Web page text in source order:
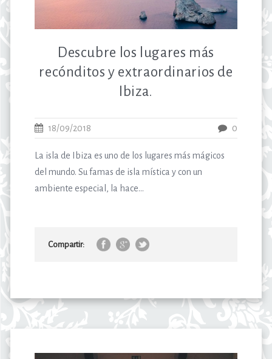
Descubre los lugares más
recónditos y extraordinarios de
Ibiza.
18/09/2018 0
La isla de Ibiza es uno de los lugares más mágicos
del mundo. Su famas de isla mística y con un
ambiente especial, la hace...
Compartir: